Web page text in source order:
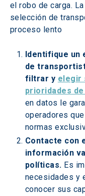
el robo de carga.
selección de
proceso lento
Identifique un
de
filtrar y elegir
prioridades
en datos le
operadores
normas
Contacte con
información
políticas. Es
necesidades y
conocer sus